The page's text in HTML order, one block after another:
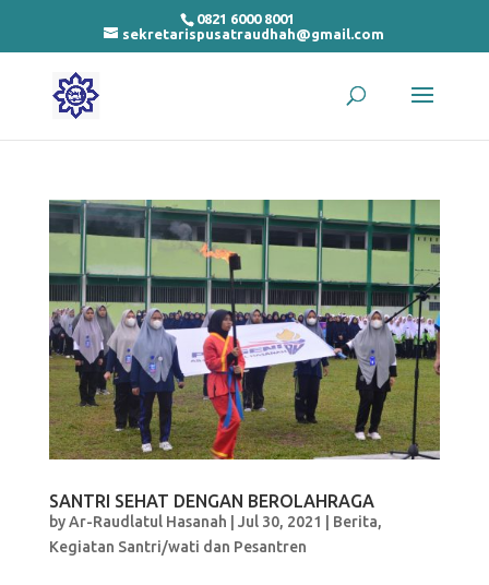
0821 6000 8001
sekretarispusatraudhah@gmail.com
SANTRI SEHAT DENGAN BEROLAHRAGA
byAr-Raudlatul Hasanah Jul 30, 2021 Berita,
Kegiatan Santri/wati dan Pesantren